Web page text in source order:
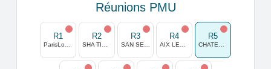
Réunions PMU
R1 R2 R3 R4 R5